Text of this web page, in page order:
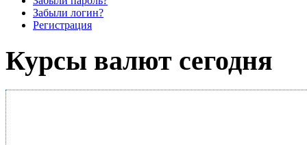
Забыли логин?
Регистрация
Курсы валют сегодня